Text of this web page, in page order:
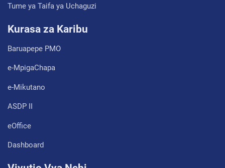
Tume ya Taifa ya Uchaguzi
Kurasa za Karibu
Baruapepe PMO
e-MpigaChapa
e-Mikutano
ASDP II
eOffice
Dashboard